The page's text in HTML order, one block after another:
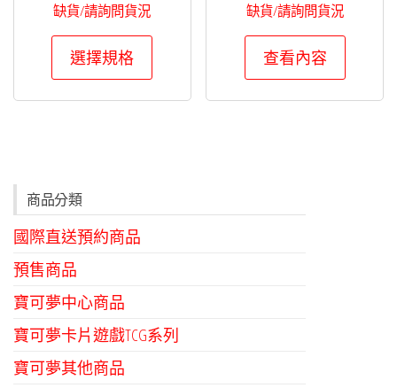
缺貨/請詢問貨況
選擇規格
此
式。
頁
缺貨/請詢問貨況
查看內容
商品分類
國際直送預約商品
預售商品
寶可夢中心商品
寶可夢卡片遊戲TCG系列
寶可夢其他商品